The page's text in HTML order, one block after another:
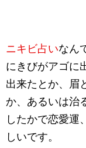
ニキビ占いなん
にきびがアゴに
出来たとか、眉
か、あるいは治
したかで恋愛運
しいです。